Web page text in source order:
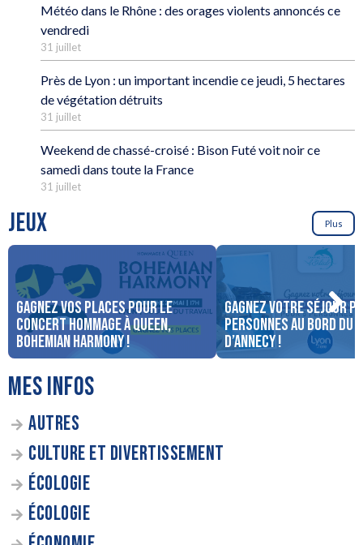
Météo dans le Rhône : des orages violents annoncés ce
vendredi
31 juillet
Près de Lyon : un important incendie ce jeudi, 5 hectares
de végétation détruits
31 juillet
Weekend de chassé-croisé : Bison Futé voit noir ce
samedi dans toute la France
31 juillet
JEUX Plus
Gagnez vos places pour le
concert Hommage à Queen,
Bohemian Harmony !
Gagnez votre séjour
personnes au bord du
d’Annecy !
MES INFOS
AUTRES
CULTURE ET DIVERTISSEMENT
ÉCOLOGIE
ÉCOLOGIE